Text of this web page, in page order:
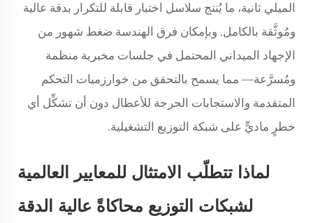
الميلي ثانية، ما يُنتج سلاسل اختبار قابلة للتكرار بدقة عالية
ومُوثَّقة بالكامل. وبإمكان فرق الهندسة ضغط شهور من
الإجهاد الميداني المحتمل في جلسات مخبرية منظمة
ومُسرَّعة— مما يسمح بالتحقق من خوارزميات التحكم
المتقدمة والاستجابات الحرجة للأعطال دون أن تشكِّل أي
خطرٍ ماديٍّ على شبكة التوزيع التشغيلية.
لماذا تتطلّب الامتثال للمعايير العالمية
لشبكات التوزيع محاكاةً عالية الدقة